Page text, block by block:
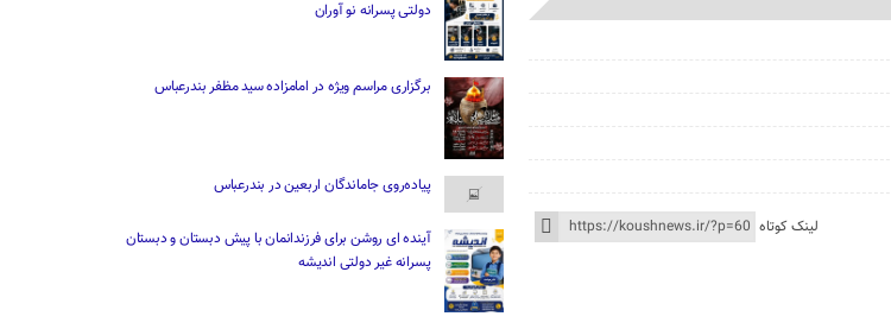
لینک کوتاه
دولتی پسرانه نو آوران
برگزاری مراسم ویژه در امامزاده سید مظفر بندرعباس
پیاده‌روی جاماندگان اربعین در بندرعباس
آینده ای روشن برای فرزندانمان با پیش دبستان و دبستان
پسرانه غیر دولتی اندیشه